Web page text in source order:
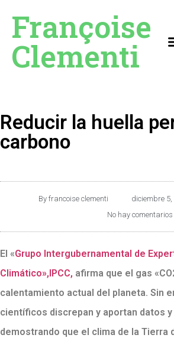
Françoise
Clementi
Reducir la huella
carbono
By francoise clementi diciembre 5,
No hay comentarios
El «Grupo Intergubernamental de
Climático»,IPCC, afirma que el gas
calentamiento actual del planeta. Sin
científicos discrepan y aportan datos
demostrando que el clima de la Tierra